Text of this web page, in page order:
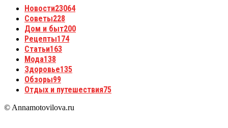
Новости23064
Советы228
Дом и быт200
Рецепты174
Статьи163
Мода138
Здоровье135
Обзоры99
Отдых и путешествия75
© Annamotovilova.ru